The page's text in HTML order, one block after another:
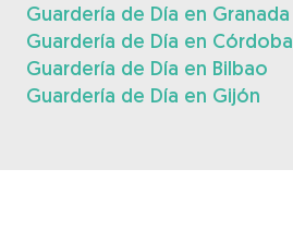
Guardería de Día en Granada
Guardería de Día en Córdoba
Guardería de Día en Bilbao
Guardería de Día en Gijón